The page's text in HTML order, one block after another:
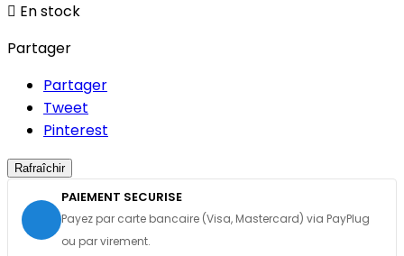
 En stock
Partager
Partager
Tweet
Pinterest
PAIEMENT SECURISE
Payez par carte bancaire (Visa, Mastercard) via PayPlug
ou par virement.